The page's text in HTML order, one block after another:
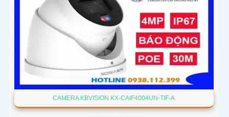
CAMERA KBVISION KX-CAIF4004UN-TIF-A